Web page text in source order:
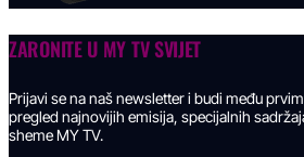
ZARONITE U MY TV SVIJET
Prijavi se na naš newsletter i budi među
pregled najnovijih emisija, specijalnih
sheme MY TV.